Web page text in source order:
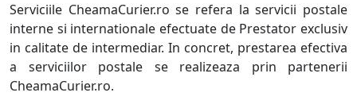
Serviciile CheamaCurier.ro se refera la servicii postale
interne si internationale efectuate de Prestator exclusiv
in calitate de intermediar. In concret, prestarea efectiva
a serviciilor postale se realizeaza prin partenerii
CheamaCurier.ro.